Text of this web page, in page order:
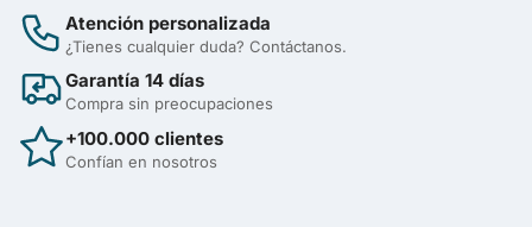
Atención personalizada
¿Tienes cualquier duda? Contáctanos.
Garantía 14 días
Compra sin preocupaciones
+100.000 clientes
Confían en nosotros